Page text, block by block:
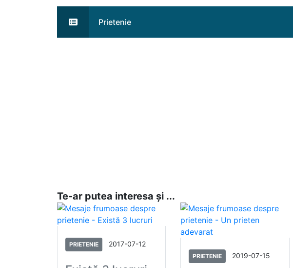
Prietenie
Te-ar putea interesa și ...
PRIETENIE 2017-07-12
PRIETENIE 2019-07-15